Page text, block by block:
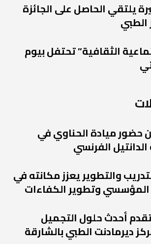
يلتقي الحاصل على الجائزة
الطبي
الثقافية” تحتفل بيوم
حضور ميادة الحناوي في
الفرنسي
والتطوير يعزز مكانته في
المؤسسي وتطوير الكفاءات
أحدث حلول التجميل
ديرمادنت الطبي بالشارقة